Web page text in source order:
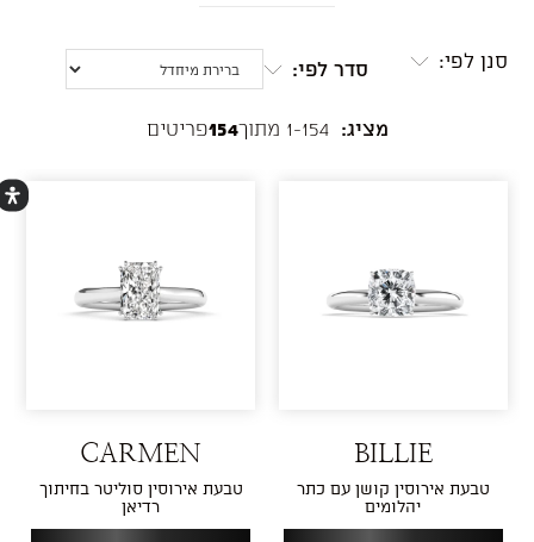
סנן לפי: סדר לפי:
מציג: 1-154 מתוך 154פריטים
BILLIE
טבעת אירוסין קושן עם כתר
יהלומים
CARMEN
טבעת אירוסין סוליטר בחיתוך
רדיאן